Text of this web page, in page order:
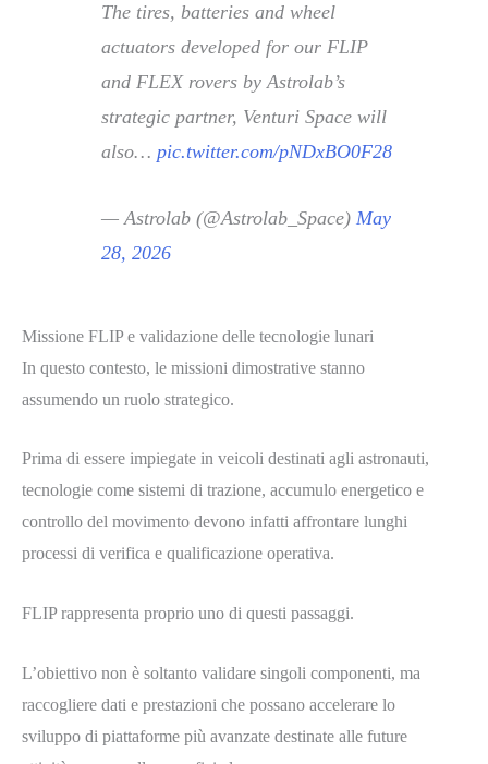
The tires, batteries and wheel
actuators developed for our FLIP
and FLEX rovers by Astrolab’s
strategic partner, Venturi Space will
also… pic.twitter.com/pNDxBO0F28
— Astrolab (@Astrolab_Space) May
28, 2026
Missione FLIP e validazione delle tecnologie lunari
In questo contesto, le missioni dimostrative stanno
assumendo un ruolo strategico.
Prima di essere impiegate in veicoli destinati agli astronauti,
tecnologie come sistemi di trazione, accumulo energetico e
controllo del movimento devono infatti affrontare lunghi
processi di verifica e qualificazione operativa.
FLIP rappresenta proprio uno di questi passaggi.
L’obiettivo non è soltanto validare singoli componenti, ma
raccogliere dati e prestazioni che possano accelerare lo
sviluppo di piattaforme più avanzate destinate alle future